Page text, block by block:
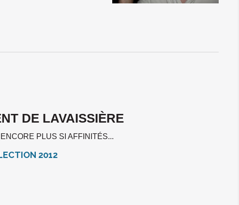
DE LAVAISSIÈRE
PLUS SI AFFINITÉS...
2012